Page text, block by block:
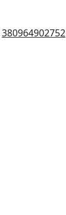
380964902752